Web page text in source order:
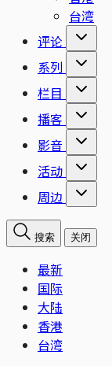
台湾
评论
系列
栏目
播客
影音
活动
周边
搜索 关闭
最新
国际
大陆
香港
台湾